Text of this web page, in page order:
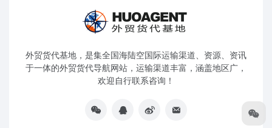
外贸货代基地，是集全国海陆空国际运输渠道、资源、资讯
于一体的外贸货代导航网站，运输渠道丰富，涵盖地区广，
欢迎自行联系咨询！